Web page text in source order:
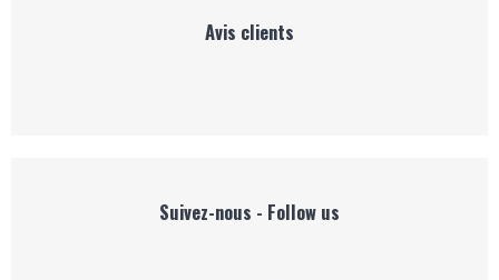
Avis clients
Suivez-nous - Follow us